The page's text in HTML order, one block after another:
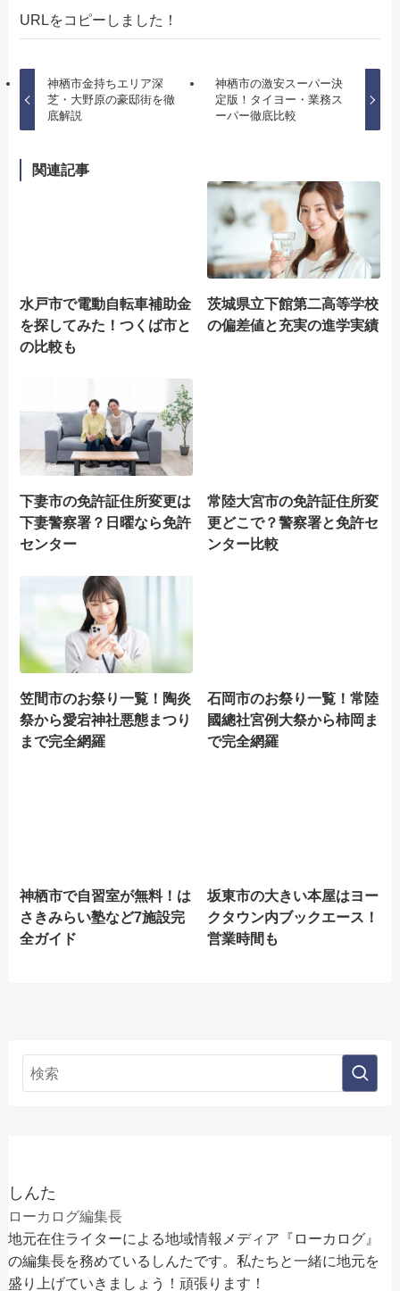
URLをコピーしました！
神栖市金持ちエリア深
芝・大野原の豪邸街を徹
底解説
神栖市の激安スーパー決
定版！タイヨー・業務ス
ーパー徹底比較
関連記事
水戸市で電動自転車補助金
を探してみた！つくば市と
の比較も
茨城県立下館第二高等学校
の偏差値と充実の進学実績
下妻市の免許証住所変更は
下妻警察署？日曜なら免許
センター
常陸大宮市の免許証住所変
更どこで？警察署と免許セ
ンター比較
笠間市のお祭り一覧！陶炎
祭から愛宕神社悪態まつり
まで完全網羅
石岡市のお祭り一覧！常陸
國總社宮例大祭から柿岡ま
で完全網羅
神栖市で自習室が無料！は
さきみらい塾など7施設完
全ガイド
坂東市の大きい本屋はヨー
クタウン内ブックエース！
営業時間も
しんた
ローカログ編集長
地元在住ライターによる地域情報メディア『ローカログ』
の編集長を務めているしんたです。私たちと一緒に地元を
盛り上げていきましょう！頑張ります！